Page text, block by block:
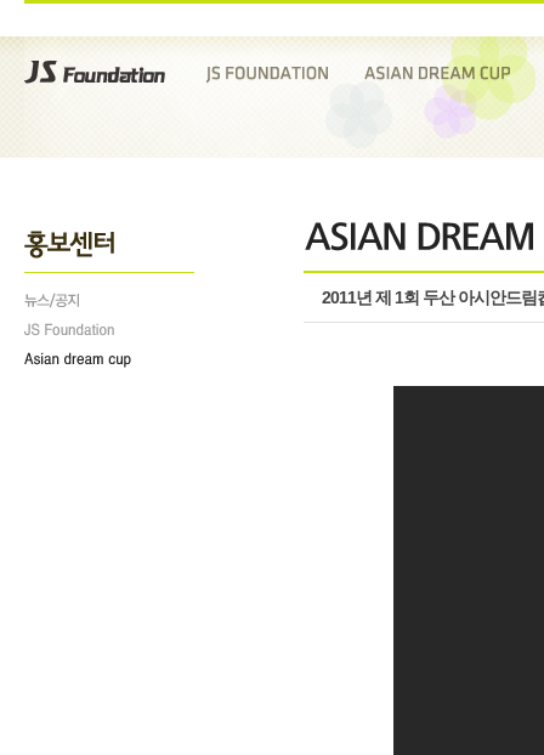
2011년 제 1회 두산 아시안드